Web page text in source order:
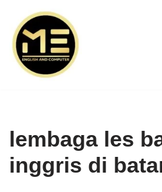
Skip
to
content
lembaga les
inggris di